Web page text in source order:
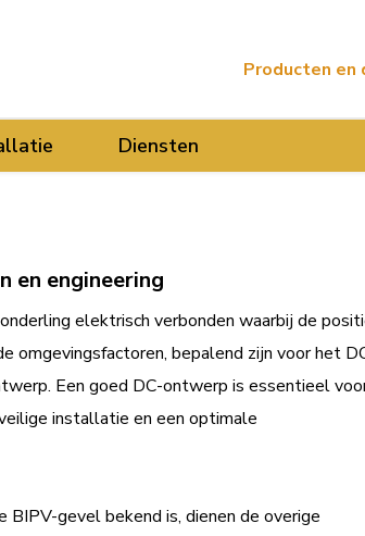
Producten en
Diensten
en engineering
elektrisch verbonden waarbij de
omgevingsfactoren, bepalend zijn voor het
Een goed DC-ontwerp is essentieel
installatie en een optimale
BIPV-gevel bekend is, dienen de overige